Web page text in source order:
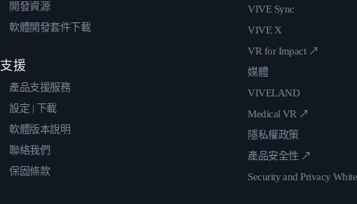
開發資源
軟體開發套件下載
支援
產品支援服務
設定 | 下載
軟體版本說明
聯絡我們
保固條款
VIVE Sync
VIVE X
VR for Impact ↗
媒體
VIVELAND
Medical VR ↗
隱私權政策
產品安全性 ↗
Security and Privacy